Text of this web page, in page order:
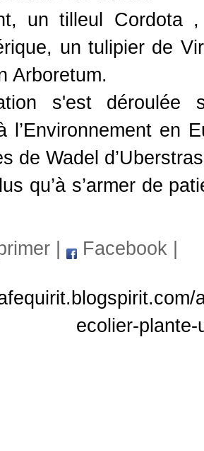
un tilleul Cordota
un tulipier de
Arboretum.
s'est
à l’Environnement
de Wadel
qu’à s’armer de
Facebook
ecolier-